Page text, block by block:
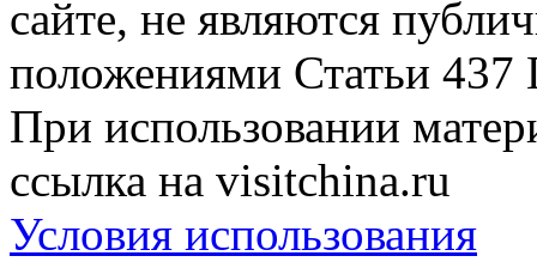
сайте, не являются
положениями Статьи 437
При использовании
ссылка на visitchina.ru
Условия использования